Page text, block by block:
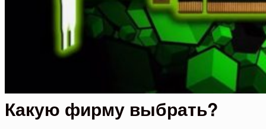
Какую фирму выбрать?